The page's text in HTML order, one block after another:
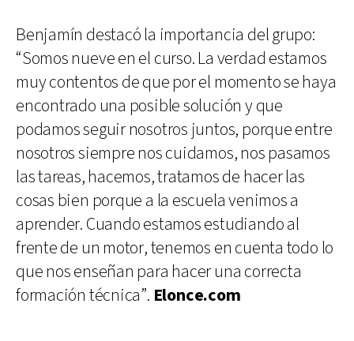
Benjamín destacó la importancia del grupo:
“Somos nueve en el curso. La verdad estamos
muy contentos de que por el momento se haya
encontrado una posible solución y que
podamos seguir nosotros juntos, porque entre
nosotros siempre nos cuidamos, nos pasamos
las tareas, hacemos, tratamos de hacer las
cosas bien porque a la escuela venimos a
aprender. Cuando estamos estudiando al
frente de un motor, tenemos en cuenta todo lo
que nos enseñan para hacer una correcta
formación técnica”. Elonce.com